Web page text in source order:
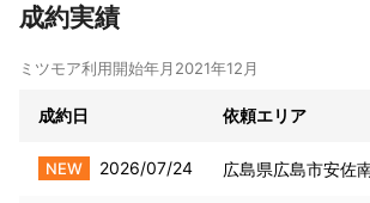
成約実績
ミツモア利用開始年月 2021年12月
成約日 依頼エリア
NEW 2026/07/24 広島県広島市安佐